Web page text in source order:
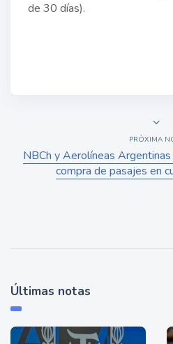
de 30 días).
PRÓXIMA
NBCh y Aerolíneas
compra de pasajes en
Últimas notas